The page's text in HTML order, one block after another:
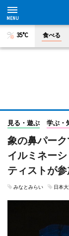
35°C 食べる
見る・遊ぶ 学ぶ・
象の鼻パー
イルミネー
ティストが参
みなとみらい 日本